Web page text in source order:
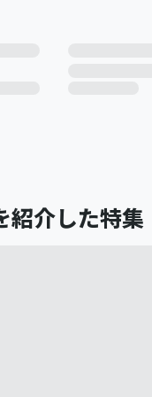
紹介した特集